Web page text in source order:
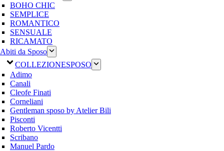
BOHO CHIC
SEMPLICE
ROMANTICO
SENSUALE
RICAMATO
Abiti da Sposo
COLLEZIONESPOSO
Adimo
Canali
Cleofe Finati
Corneliani
Gentleman sposo by Atelier Bili
Pisconti
Roberto Vicentti
Scribano
Manuel Pardo